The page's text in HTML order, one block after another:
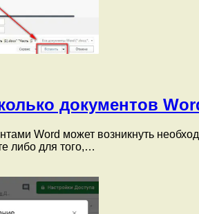
документов
Word может возникнуть
либо для того,…